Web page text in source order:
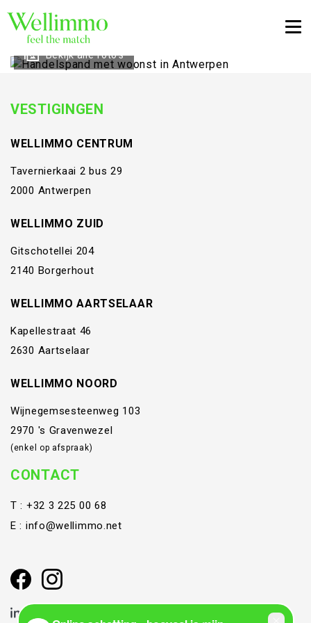
Bekijk alle foto's
VESTIGINGEN
WELLIMMO CENTRUM
Tavernierkaai 2 bus 29
2000 Antwerpen
WELLIMMO ZUID
Gitschotellei 204
2140 Borgerhout
WELLIMMO AARTSELAAR
Kapellestraat 46
2630 Aartselaar
WELLIMMO NOORD
Wijnegemsesteenweg 103
2970 's Gravenwezel
(enkel op afspraak)
CONTACT
T : +32 3 225 00 68
E : info@wellimmo.net